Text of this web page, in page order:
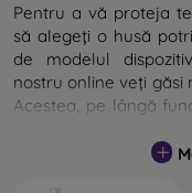
Pentru a vă proteja
să alegeți o husă
de modelul
nostru online veți găsi
Acestea, pe lângă
Capacul pentru